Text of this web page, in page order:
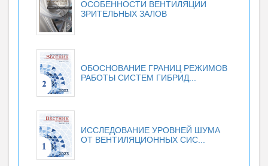
ОСОБЕННОСТИ ВЕНТИЛЯЦИИ
ЗРИТЕЛЬНЫХ ЗАЛОВ
ОБОСНОВАНИЕ ГРАНИЦ РЕЖИМОВ
РАБОТЫ СИСТЕМ ГИБРИД...
ИССЛЕДОВАНИЕ УРОВНЕЙ ШУМА
ОТ ВЕНТИЛЯЦИОННЫХ СИС...